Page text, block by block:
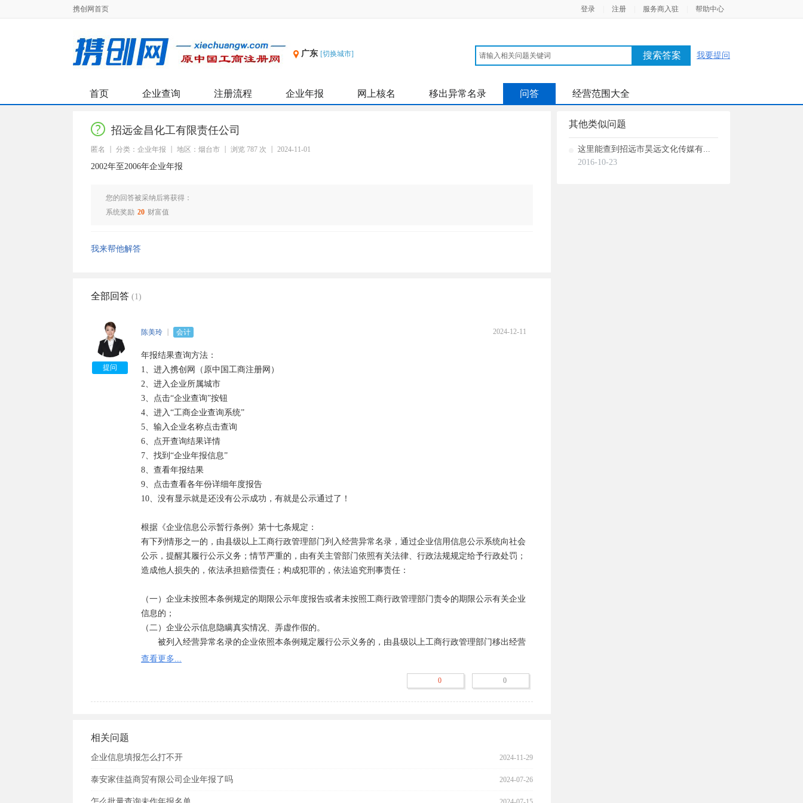
携创网首页 登录 注册 服务商入驻 帮助中心
广东 [切换城市] 搜索答案 我要提问
首页 企业查询 注册流程 企业年报 网上核名 移出异常名录 问答 经营范围大全
招远金昌化工有限责任公司
匿名 分类：企业年报 地区：烟台市 浏览 787 次 2024-11-01
2002年至2006年企业年报
您的回答被采纳后将获得：
系统奖励 20 财富值
我来帮他解答
全部回答 (1)
提问
陈美玲 会计 2024-12-11
年报结果查询方法：
1、进入携创网（原中国工商注册网）
2、进入企业所属城市
3、点击“企业查询”按钮
4、进入“工商企业查询系统”
5、输入企业名称点击查询
6、点开查询结果详情
7、找到“企业年报信息”
8、查看年报结果
9、点击查看各年份详细年度报告
10、没有显示就是还没有公示成功，有就是公示通过了！
根据《企业信息公示暂行条例》第十七条规定：
有下列情形之一的，由县级以上工商行政管理部门列入经营异常名录，通过企业信用信息公示系统向社会
公示，提醒其履行公示义务；情节严重的，由有关主管部门依照有关法律、行政法规规定给予行政处罚；
造成他人损失的，依法承担赔偿责任；构成犯罪的，依法追究刑事责任：
（一）企业未按照本条例规定的期限公示年度报告或者未按照工商行政管理部门责令的期限公示有关企业
信息的；
（二）企业公示信息隐瞒真实情况、弄虚作假的。
被列入经营异常名录的企业依照本条例规定履行公示义务的，由县级以上工商行政管理部门移出经营
异常名录；满3年未依照本条例规定履行公示义务的，由国务院工商行政管理部门或者省、自治区、直辖
严重违法企业名单的企业的法定代表人、负责人，3年内不得担任其他企业的法定代表人、负责人。
企业自被列入严重违法企业名单之日起满5年未再发生第一款规定情形的，由国务院工商行政管理部
依法将其列入经营异常名录的，通过市场主体信用信息公示系统向社会公示，并记录在市场主体公示信息
工商行政管理机关依法予以处罚，并将企业法定代表人、负责人等信息通报公安、财政、海关、税务等有
关部门，形成“一处违法，处处受限”的机制。
查看更多...
0 0
相关问题
企业信息填报怎么打不开 2024-11-29
泰安家佳益商贸有限公司企业年报了吗 2024-07-26
其他类似问题
这里能查到招远市昊远文化传媒有...
2016-10-23